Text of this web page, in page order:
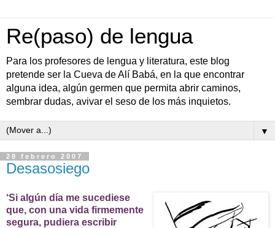
Re(paso) de lengua
Para los profesores de lengua y literatura, este blog
pretende ser la Cueva de Alí Babá, en la que encontrar
alguna idea, algún germen que permita abrir caminos,
sembrar dudas, avivar el seso de los más inquietos.
▼
28 febrero 2007
Desasosiego
‘Si algún día me sucediese
que, con una vida firmemente
segura, pudiera escribir